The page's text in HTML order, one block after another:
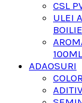
CSL
ULEI
100ML
ADAOSURI